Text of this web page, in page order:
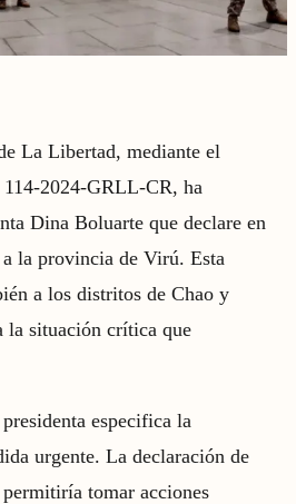
La Libertad, mediante el
2024-GRLL-CR, ha
Dina Boluarte que declare en
a la provincia de Virú. Esta
a los distritos de Chao y
la situación crítica que
especifica la
urgente. La declaración de
tomar acciones